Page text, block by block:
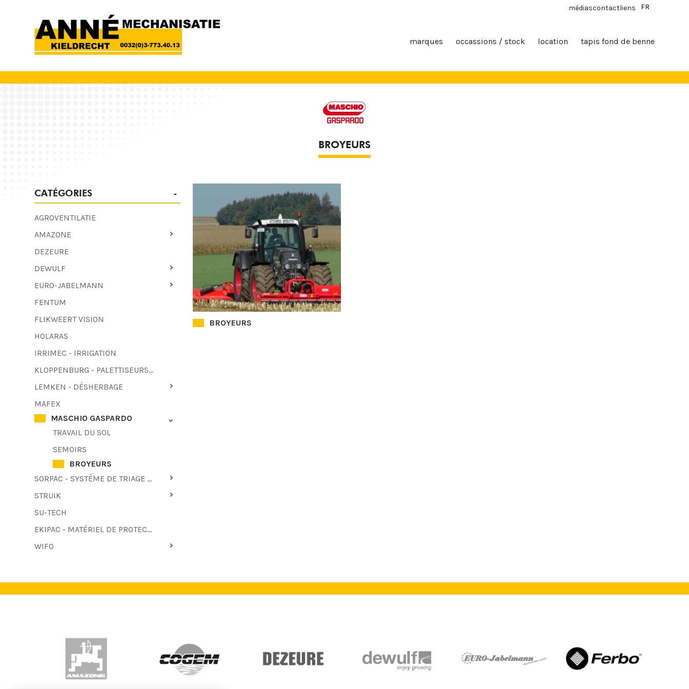
médiascontactliens FR
marques occassions / stock location tapis fond de benne
BROYEURS
CATÉGORIES
AGROVENTILATIE
AMAZONE
DEZEURE
DEWULF
EURO-JABELMANN
FENTUM
FLIKWEERT VISION
HOLARAS
IRRIMEC - IRRIGATION
KLOPPENBURG - PALETTISEURS - TIREUR DE FANES
LEMKEN - DÉSHERBAGE
MAFEX
MASCHIO GASPARDO
TRAVAIL DU SOL
SEMOIRS
BROYEURS
SORPAC - SYSTÈME DE TRIAGE ET D'EMBALLAGE
STRUIK
SU-TECH
EKIPAC - MATÉRIEL DE PROTECTION
WIFO
BROYEURS